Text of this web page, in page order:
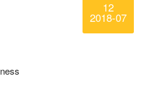
12
2018-07